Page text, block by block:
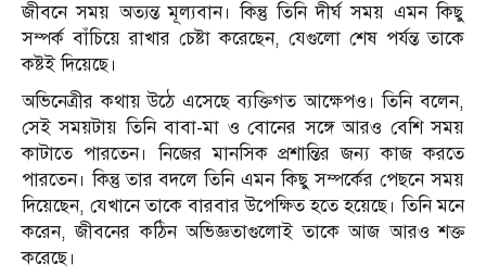
জীবনে সময় অত্যন্ত মূল্যবান। কিন্তু তিনি দীর্ঘ সময় এমন কিছু
সম্পর্ক বাঁচিয়ে রাখার চেষ্টা করেছেন, যেগুলো শেষ পর্যন্ত তাকে
কষ্টই দিয়েছে।
অভিনেত্রীর কথায় উঠে এসেছে ব্যক্তিগত আক্ষেপও। তিনি বলেন,
সেই সময়টায় তিনি বাবা-মা ও বোনের সঙ্গে আরও বেশি সময়
কাটাতে পারতেন। নিজের মানসিক প্রশান্তির জন্য কাজ করতে
পারতেন। কিন্তু তার বদলে তিনি এমন কিছু সম্পর্কের পেছনে সময়
দিয়েছেন, যেখানে তাকে বারবার উপেক্ষিত হতে হয়েছে। তিনি মনে
করেন, জীবনের কঠিন অভিজ্ঞতাগুলোই তাকে আজ আরও শক্ত
করেছে।